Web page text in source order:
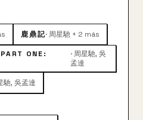
鹿鼎記· 周星馳 + 2 más
ONE:
· 周星馳, 吳
孟達
馳, 吳孟達